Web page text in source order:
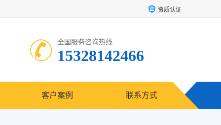
资质认证
全国服务咨询热线:
15328142466
客户案例 联系方式